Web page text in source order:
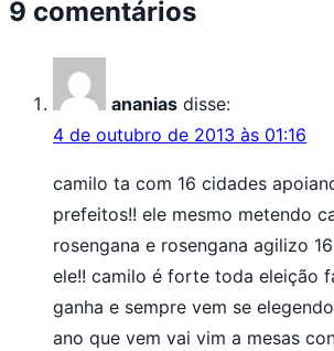
9 comentários
ananias disse:
4 de outubro de 2013 às 01:16
camilo ta com 16 cidades
prefeitos!! ele mesmo metendo
rosengana e rosengana agilizo
ele!! camilo é forte toda eleição
ganha e sempre vem se
ano que vem vai vim a mesas